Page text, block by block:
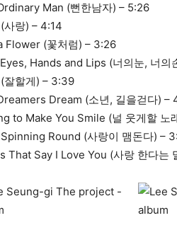
Man (뻔한남자) – 5:26
사랑) – 4:14
Flower (꽃처럼) – 3:26
Hands and Lips (너의눈, 너의
잘할게) – 3:39
Dream (소년, 길을걷다) –
to Make You Smile (널 웃게할
Round (사랑이 맴돈다) –
That Say I Love You (사랑 한다는